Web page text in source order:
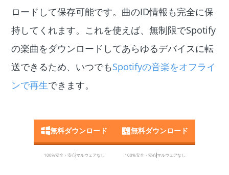
ロードして保存可能です。曲のID情報も完全に保
持してくれます。これを使えば、無制限でSpotify
の楽曲をダウンロードしてあらゆるデバイスに転
送できるため、いつでもSpotifyの音楽をオフライ
ンで再生できます。
無料ダウンロード
100%安全・安心マルウェアなし
無料ダウンロード
100%安全・安心マルウェアなし